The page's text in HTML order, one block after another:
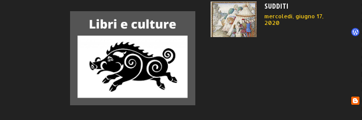
SUDDITI
mercoledì, giugno 17,
2020